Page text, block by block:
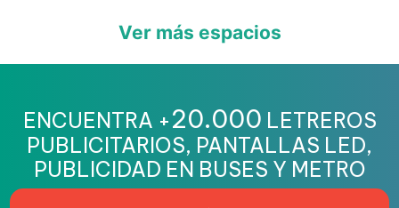
Ver más espacios
ENCUENTRA +20.000 LETREROS
PUBLICITARIOS, PANTALLAS LED,
PUBLICIDAD EN BUSES Y METRO